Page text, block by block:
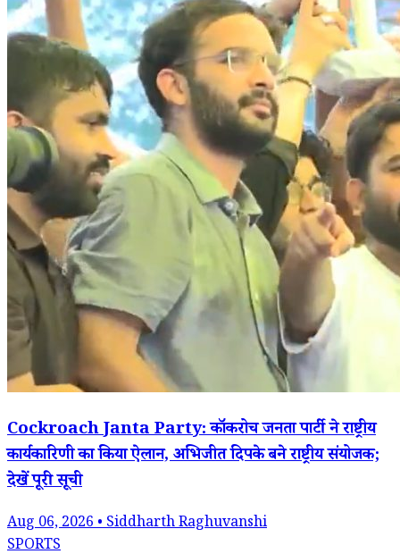
Cockroach Janta Party: कॉकरोच जनता पार्टी ने राष्ट्रीय
कार्यकारिणी का किया ऐलान, अभिजीत दिपके बने राष्ट्रीय संयोजक;
देखें पूरी सूची
Aug 06, 2026 • Siddharth Raghuvanshi
SPORTS